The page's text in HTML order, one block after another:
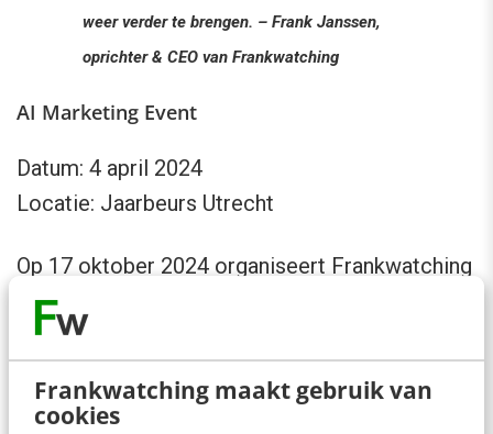
Frankwatching maakt gebruik van
cookies
weer verder te brengen. – Frank Janssen,
oprichter & CEO van Frankwatching
AI Marketing Event
Datum: 4 april 2024
Locatie: Jaarbeurs Utrecht
Op 17 oktober 2024 organiseert Frankwatching
ook
Voor meer informatie kun je terecht bij Elsbeth
van den Berg, programmamanager Events bij